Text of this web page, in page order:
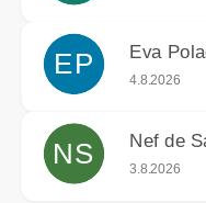
EP Eva
4.8.2026
NS Nef de
3.8.2026